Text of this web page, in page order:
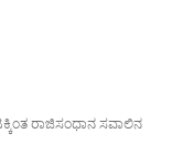
ರಾಜಿಸಂಧಾನ ಸವಾಲಿನ